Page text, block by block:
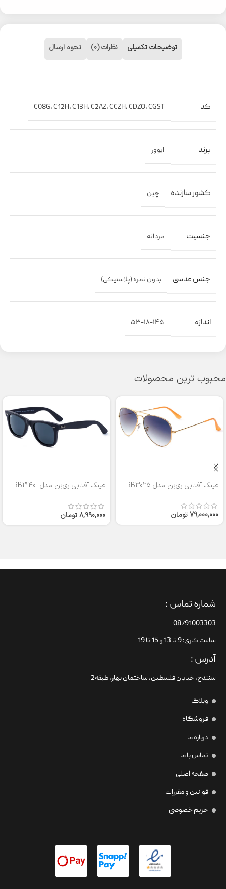
توضیحات تکمیلی نظرات (0) نحوه ارسال
کد C08G,C12H,C13H,C2AZ,CCZH,CDZO,CGST
برند ایوور
کشور سازنده چین
جنسیت مردانه
جنس عدسی بدون نمره (پلاستیکی)
اندازه ۵۳-۱۸-۱۴۵
محبوب ترین محصولات
عینک آفتابی ری‌بن مدل RB3025
79,000,000تومان
عینک آفتابی ری‌بن مدل RB2140-
8,990,000تومان
شماره تماس :
08791003303
ساعت کاری: 9 تا 13 و 15 تا 19
آدرس :
سنندج، خیابان فلسطین،‌ ساختمان بهار، طبقه2
وبلاگ
فروشگاه
درباره ما
تماس با ما
صفحه اصلی
قوانین و مقررات
حریم خصوصی